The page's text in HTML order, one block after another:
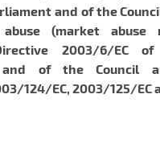
and of the
(market abuse
2003/6/EC
and of the Council
124/EC, 2003/125/EC